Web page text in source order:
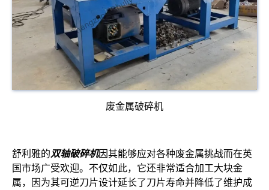
废金属破碎机
舒利雅的双轴破碎机因其能够应对各种废金属挑战而在英
国市场广受欢迎。不仅如此，它还非常适合加工大块金
属，因为其可逆刀片设计延长了刀片寿命并降低了维护成